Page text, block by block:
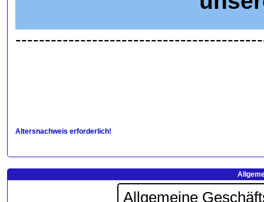
Altersnachweis erforderlich!